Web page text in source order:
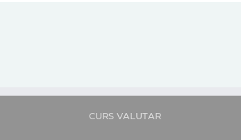
CURS VALUTAR